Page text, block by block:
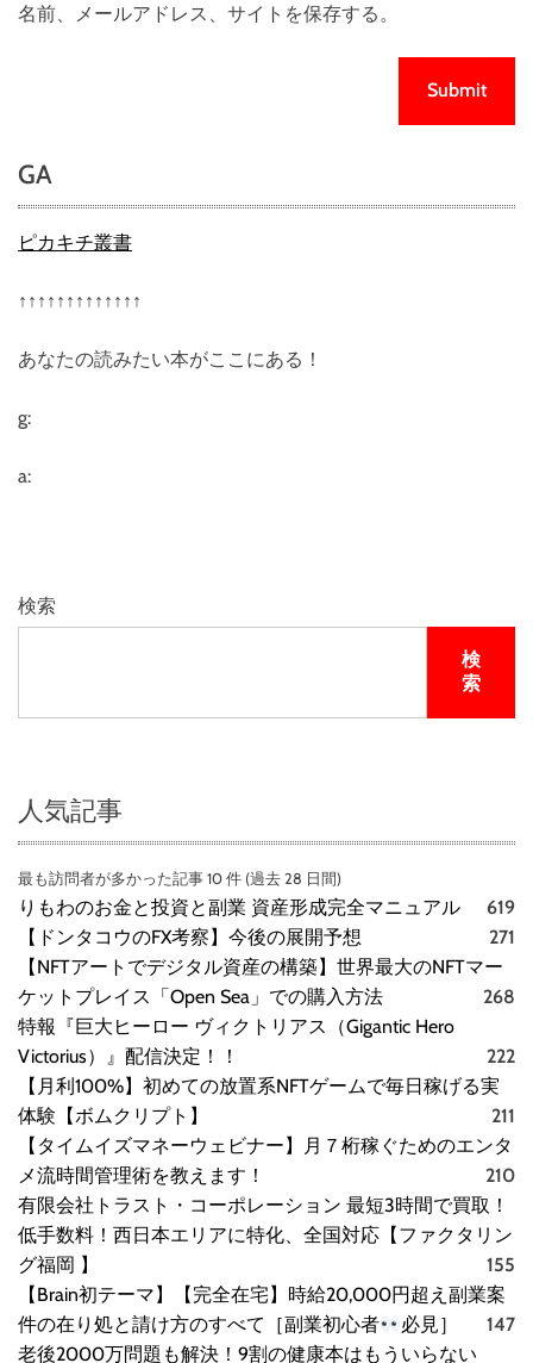
名前、メールアドレス、サイトを保存する。
GA
ピカキチ叢書
↑↑↑↑↑↑↑↑↑↑↑↑↑
あなたの読みたい本がここにある！
g:
a:
検索
検
索
人気記事
最も訪問者が多かった記事 10 件 (過去 28 日間)
りもわのお金と投資と副業 資産形成完全マニュアル
619
【ドンタコウのFX考察】今後の展開予想
271
【NFTアートでデジタル資産の構築】世界最大のNFTマー
ケットプレイス「Open Sea」での購入方法
268
特報『巨大ヒーロー ヴィクトリアス（Gigantic Hero
Victorius）』配信決定！！
222
【月利100%】初めての放置系NFTゲームで毎日稼げる実
体験【ボムクリプト】
211
【タイムイズマネーウェビナー】月７桁稼ぐためのエンタ
メ流時間管理術を教えます！
210
有限会社トラスト・コーポレーション 最短3時間で買取！
低手数料！西日本エリアに特化、全国対応【ファクタリン
グ福岡 】
155
【Brain初テーマ】【完全在宅】時給20,000円超え副業案
件の在り処と請け方のすべて［副業初心者
必見］
147
老後2000万問題も解決！9割の健康本はもういらない